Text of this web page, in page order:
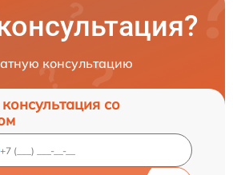
консультацию
со